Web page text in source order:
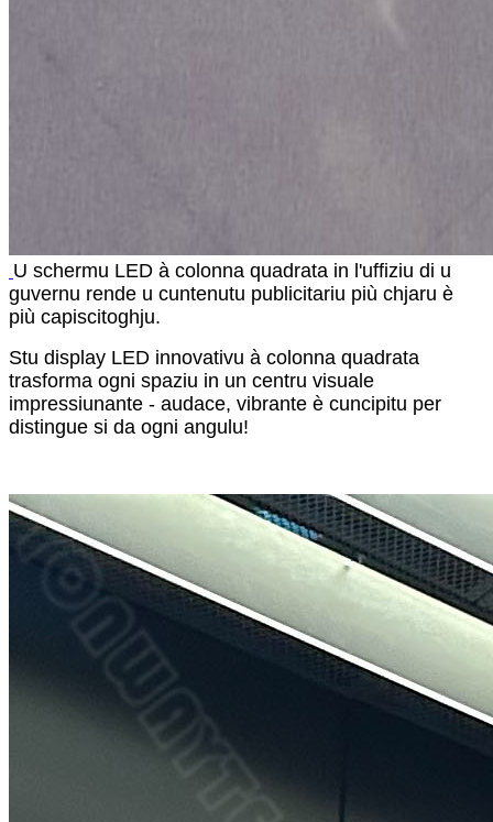
U schermu LED à colonna quadrata in l'uffiziu di u
guvernu rende u cuntenutu publicitariu più chjaru è
più capiscitoghju.
Stu display LED innovativu à colonna quadrata
trasforma ogni spaziu in un centru visuale
impressiunante - audace, vibrante è cuncipitu per
distingue si da ogni angulu!